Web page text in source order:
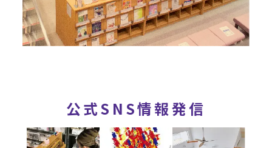
公式SNS情報発信